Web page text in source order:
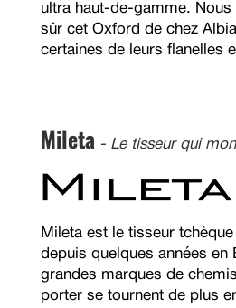
ultra haut-de-gamme.
sûr cet Oxford de chez
certaines de leurs flanelles
Mileta - Le tisseur qui
Mileta est le tisseur
depuis quelques années en
grandes marques de
porter se tournent de plus